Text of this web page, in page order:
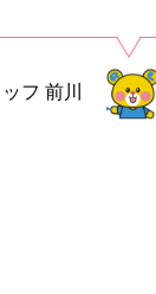
フ 前川